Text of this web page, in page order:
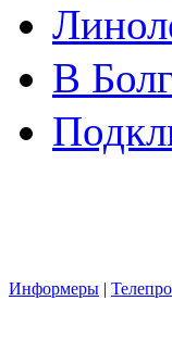
В
Информеры |